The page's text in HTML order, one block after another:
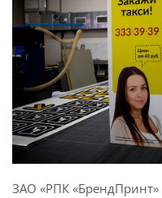
ЗАО «РПК «БрендПринт»